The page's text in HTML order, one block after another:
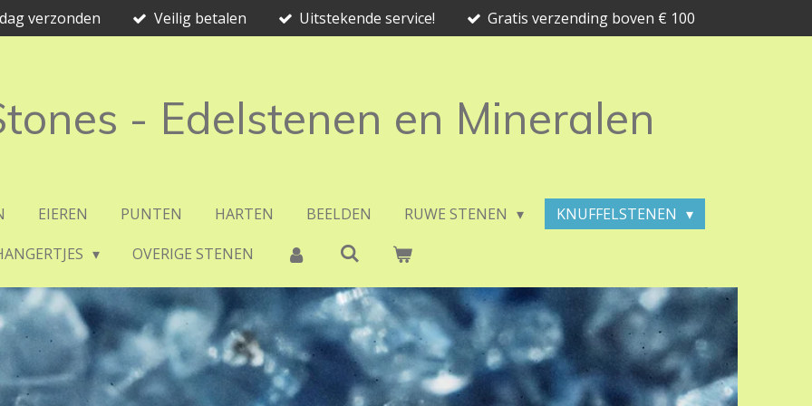
verzonden Veilig betalen Uitstekende service! Gratis verzending boven € 100
- Edelstenen en Mineralen
EIEREN PUNTEN HARTEN BEELDEN RUWE STENEN
KNUFFELSTENEN
OVERIGE STENEN